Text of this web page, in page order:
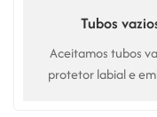
Tubos
Aceitamos tubos
protetor labial e